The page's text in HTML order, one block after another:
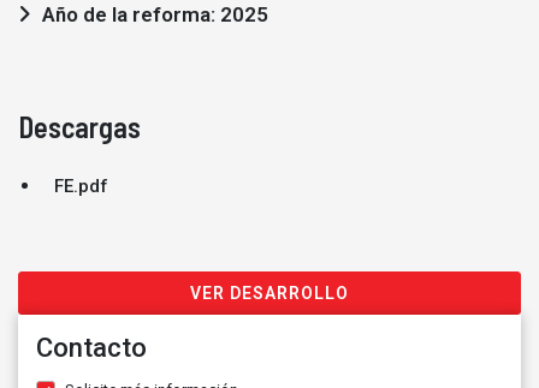
Año de la reforma: 2025
Descargas
FE.pdf
VER DESARROLLO
Contacto